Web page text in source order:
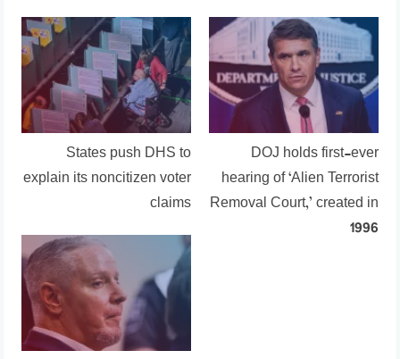
DOJ holds first-ever
hearing of ‘Alien Terrorist
Removal Court,’ created in
1996
States push DHS to
explain its noncitizen voter
claims